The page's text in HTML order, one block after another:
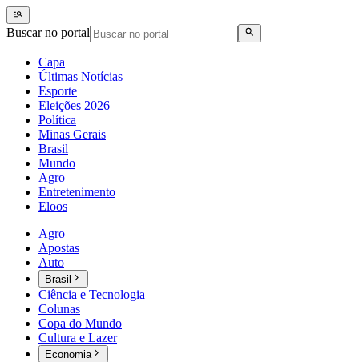
Buscar no portal
Capa
Últimas Notícias
Esporte
Eleições 2026
Política
Minas Gerais
Brasil
Mundo
Agro
Entretenimento
Eloos
Agro
Apostas
Auto
Brasil
Ciência e Tecnologia
Colunas
Copa do Mundo
Cultura e Lazer
Economia